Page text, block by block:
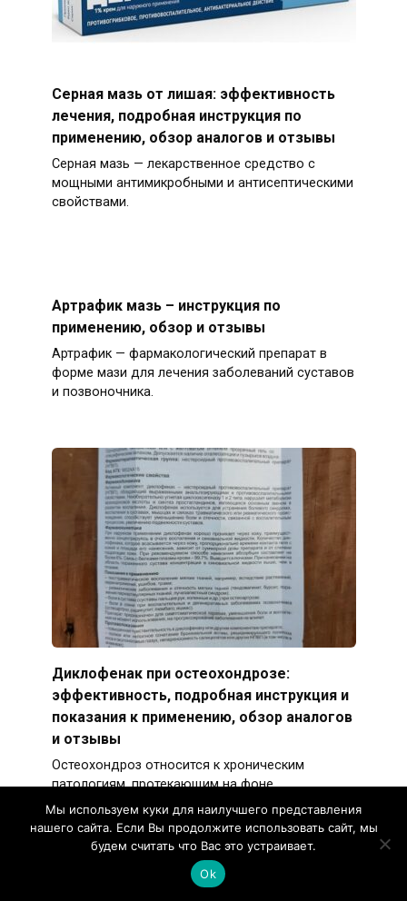
Серная мазь от лишая: эффективность
лечения, подробная инструкция по
применению, обзор аналогов и отзывы
Серная мазь — лекарственное средство с
мощными антимикробными и антисептическими
свойствами.
Артрафик мазь – инструкция по
применению, обзор и отзывы
Артрафик — фармакологический препарат в
форме мази для лечения заболеваний суставов
и позвоночника.
Диклофенак при остеохондрозе:
эффективность, подробная инструкция и
показания к применению, обзор аналогов
и отзывы
Остеохондроз относится к хроническим
патологиям, протекающим на фоне
дегенеративных изменений в межпозвонковых
дисках.
Мы используем куки для наилучшего представления
нашего сайта. Если Вы продолжите использовать сайт, мы
будем считать что Вас это устраивает.
Ok